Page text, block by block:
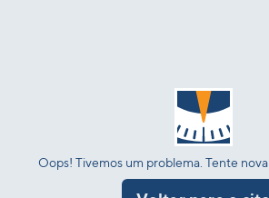
Oops! Tivemos um problema. Tente